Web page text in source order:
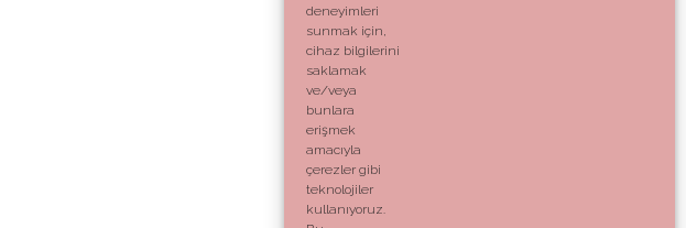
deneyimleri
sunmak için,
cihaz bilgilerini
saklamak
ve/veya
bunlara
erişmek
amacıyla
çerezler gibi
teknolojiler
kullanıyoruz.